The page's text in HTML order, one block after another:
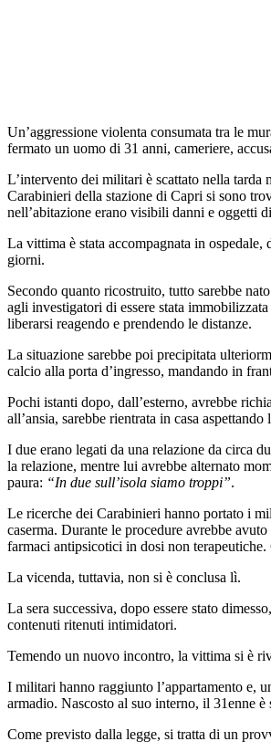
Un’aggressione violenta consumata tra le
fermato un uomo di 31 anni, cameriere,
L’intervento dei militari è scattato nella tarda
Carabinieri della stazione di Capri si sono
nell’abitazione erano visibili danni e oggetti
La vittima è stata accompagnata in
giorni.
Secondo quanto ricostruito, tutto sarebbe
agli investigatori di essere stata
liberarsi reagendo e prendendo le distanze.
La situazione sarebbe poi precipitata
calcio alla porta d’ingresso, mandando in
Pochi istanti dopo, dall’esterno, avrebbe
all’ansia, sarebbe rientrata in casa
I due erano legati da una relazione da circa
la relazione, mentre lui avrebbe alternato
paura: “In due sull’isola siamo troppi”.
Le ricerche dei Carabinieri hanno portato i
caserma. Durante le procedure avrebbe
farmaci antipsicotici in dosi non
La vicenda, tuttavia, non si è conclusa lì.
La sera successiva, dopo essere stato
contenuti ritenuti intimidatori.
Temendo un nuovo incontro, la vittima si è
I militari hanno raggiunto l’appartamento e,
armadio. Nascosto al suo interno, il 31enne
Come previsto dalla legge, si tratta di un